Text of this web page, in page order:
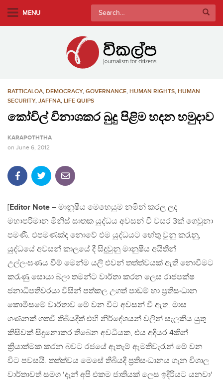
MENU
Search
for:
BATTICALOA, DEMOCRACY, GOVERNANCE, HUMAN RIGHTS, HUMAN
SECURITY, JAFFNA, LIFE QUIPS
කෝවිල් විනාශකර බුදු පිළිම හදන හමුදාව
KARAPOTHTHA
on June 6, 2012
[Editor Note – මානූෂීය මෙහෙයුම නමින් කරල ලද
මහාපරිමාන මිනිස් ඝාතක යුද්ධය අවසන් වී වසර 3ක් ගෙවුනා
පමණී. එපමණක්ද නොවේ එම යුද්ධයට හේතු වුනු කරැනු,
යුද්ධයේ අවසන් කාලයේ දී සිදුවුනු මානුෂීය අයිතීන්
උල්ලංඝණය වීම් මෙන්ම යලි එවන් තත්ත්වයක් ඇති නොවීමට
කරැණු සොයා බලා තමන්ට වාර්තා කරන ලෙස රාජපක්ෂ
ජනාධිපතිවරයා විසින් පත්කල උගත් පාඩම් හා ප්‍රතිසංධාන
කොමිසමේ වාර්තාව මේ වන විට අවසන් වී ඇත. මාස
ගණනක් ගතවී තිබියදීත් එහි නිර්දේශයන් වලින් සැලකිය යුතු
කිසිවක් සිදුනොකර තිබෙන අවධියක, එය අදියර 4කින්
ක්‍රියාත්මක කරන බවට රජයේ ඇතැම් ඇමතිවැරැන් මේ වන
විට පවසයි. තත්ත්වය මෙසේ තිබියදී ප්‍රතිසංධානය ගැන විශාල
වාර්තාවත් සමග ‘දැන් අපි එකම ජාතියක් ලෙස ඉදිරියට යනවා‘